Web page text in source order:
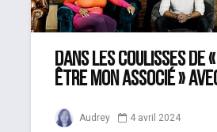
Dans les coulisses de
être mon associé »
Audrey 4 avril 2024